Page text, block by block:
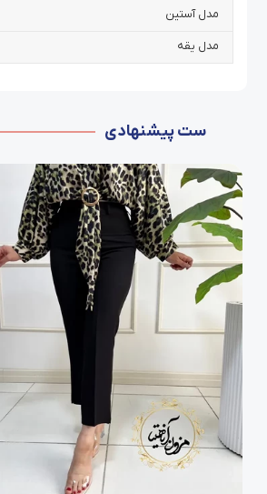
مدل آستین
مدل یقه
ست پیشنهادی